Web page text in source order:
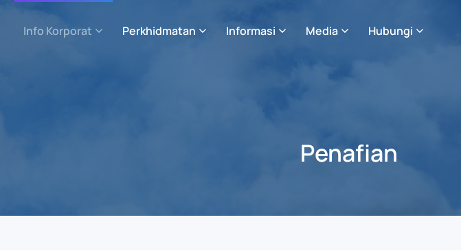
Info Korporat Perkhidmatan Informasi Media Hubungi
Penafian